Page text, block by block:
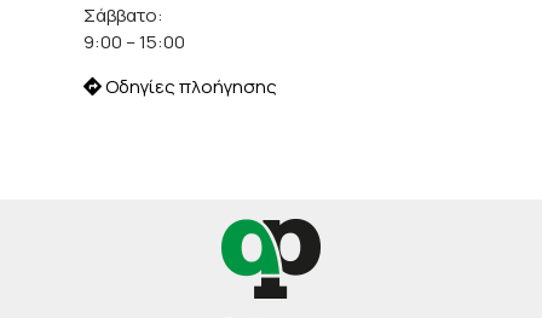
Σάββατο:
9:00 – 15:00
Οδηγίες πλοήγησης